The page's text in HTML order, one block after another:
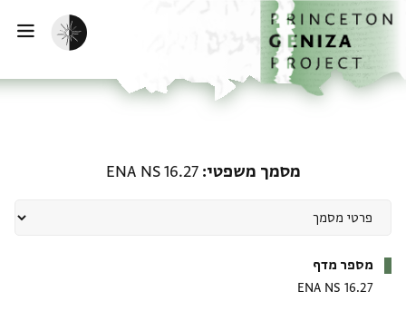
לתוכןהבית
הפעלת מצב כהה
מסמך משפטי ENA NS 16.27
מספר מדף
ENA NS 16.27